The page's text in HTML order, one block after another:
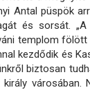
Antal püspök
és sorsát.
templom
kezdődik és
biztosan